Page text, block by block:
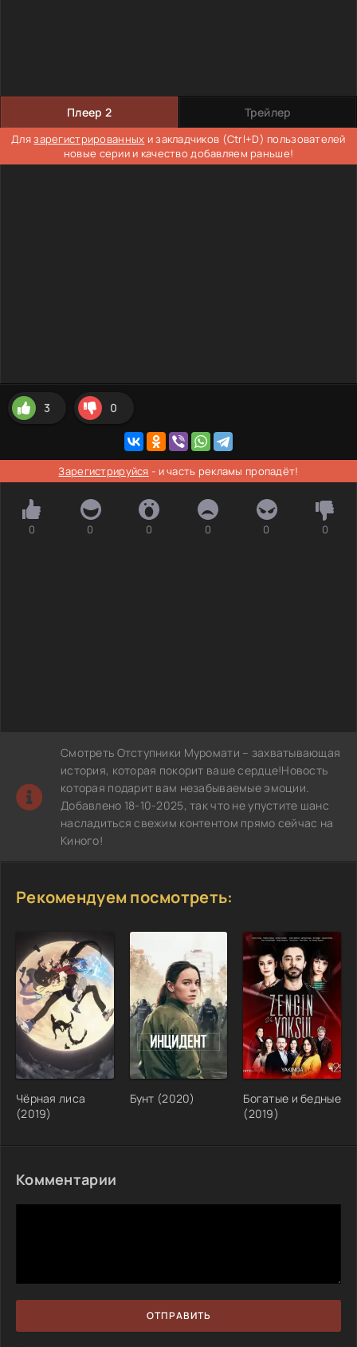
Плеер 2 Трейлер
Длязарегистрированных и закладчиков (Ctrl+D) пользователей
новые серии и качество добавляем раньше!
3 0
Зарегистрируйся - и часть рекламы пропадёт!
0 0 0 0 0 0
Смотреть Отступники Муромати – захватывающая
история, которая покорит ваше сердце!Новость
которая подарит вам незабываемые эмоции.
Добавлено 18-10-2025, так что не упустите шанс
насладиться свежим контентом прямо сейчас на
Киного!
Рекомендуем посмотреть:
Чёрная лиса
(2019)
Бунт (2020)
Богатые и бедные
(2019)
Комментарии
ОТПРАВИТЬ